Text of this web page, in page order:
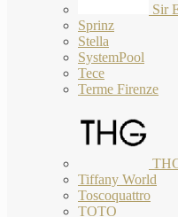
Sir
Sprinz
Stella
SystemPool
Tece
Terme Firenze
Tiffany World
Toscoquattro
TOTO